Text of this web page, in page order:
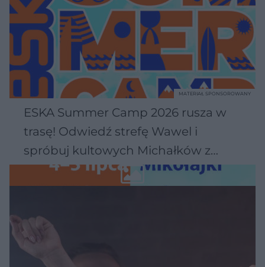
ESKA Summer Camp 2026 rusza w
trasę! Odwiedź strefę Wawel i
spróbuj kultowych Michałków z
Wawelu
MATERIAŁ SPONSOROWANY